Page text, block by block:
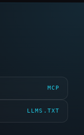
MCP
LLMS.TXT